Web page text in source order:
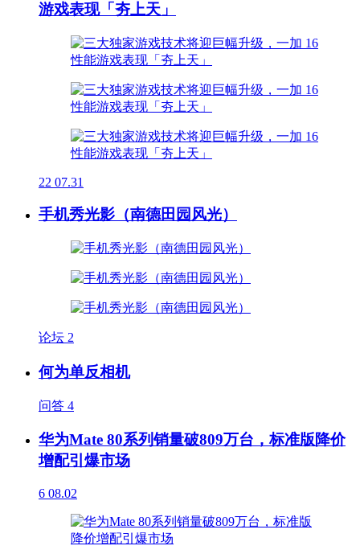
游戏表现「夯上天」
22 07.31
手机秀光影（南德田园风光）
论坛 2
何为单反相机
问答 4
华为Mate 80系列销量破809万台，标准版降价
增配引爆市场
6 08.02